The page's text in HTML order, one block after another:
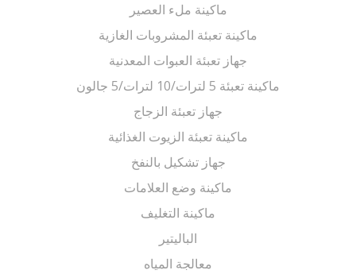
ماكينة ملء العصير
ماكينة تعبئة المشروبات الغازية
جهاز تعبئة العبوات المعدنية
ماكينة تعبئة 5 لترات/10 لترات/5 جالون
جهاز تعبئة الزجاج
ماكينة تعبئة الزيوت الغذائية
جهاز تشكيل بالنفخ
ماكينة وضع العلامات
ماكينة التغليف
الباليتير
معالجة المياه